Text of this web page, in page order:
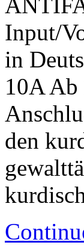
Input/
in
10A Ab
den